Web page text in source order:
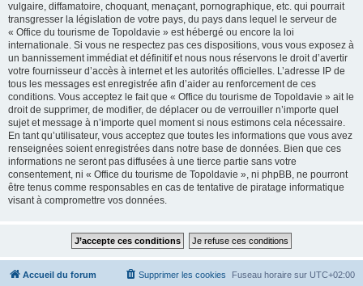
vulgaire, diffamatoire, choquant, menaçant, pornographique, etc. qui pourrait
transgresser la législation de votre pays, du pays dans lequel le serveur de
« Office du tourisme de Topoldavie » est hébergé ou encore la loi
internationale. Si vous ne respectez pas ces dispositions, vous vous exposez à
un bannissement immédiat et définitif et nous nous réservons le droit d’avertir
votre fournisseur d’accès à internet et les autorités officielles. L’adresse IP de
tous les messages est enregistrée afin d’aider au renforcement de ces
conditions. Vous acceptez le fait que « Office du tourisme de Topoldavie » ait le
droit de supprimer, de modifier, de déplacer ou de verrouiller n’importe quel
sujet et message à n’importe quel moment si nous estimons cela nécessaire.
En tant qu’utilisateur, vous acceptez que toutes les informations que vous avez
renseignées soient enregistrées dans notre base de données. Bien que ces
informations ne seront pas diffusées à une tierce partie sans votre
consentement, ni « Office du tourisme de Topoldavie », ni phpBB, ne pourront
être tenus comme responsables en cas de tentative de piratage informatique
visant à compromettre vos données.
Accueil du forum Fuseau horaire sur UTC+02:00
Supprimer les cookies